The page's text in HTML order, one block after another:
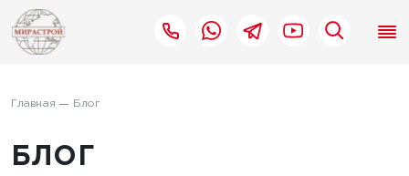
Главная Блог
БЛОГ